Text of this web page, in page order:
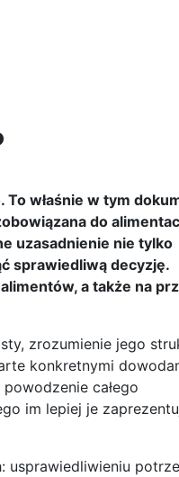
właśnie w tym
do
uzasadnienie nie tylko
sprawiedliwą decyzję.
a także na
zrozumienie jego
konkretnymi
całego
im lepiej je
usprawiedliwieniu